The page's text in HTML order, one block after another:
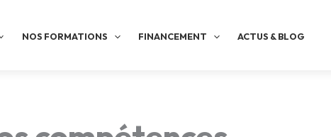
NOS FORMATIONS FINANCEMENT ACTUS & BLOG